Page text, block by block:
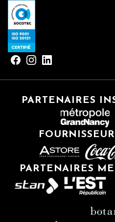
PARTENAIRES
PARTENAIRES